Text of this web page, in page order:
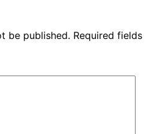
be published. Required fields